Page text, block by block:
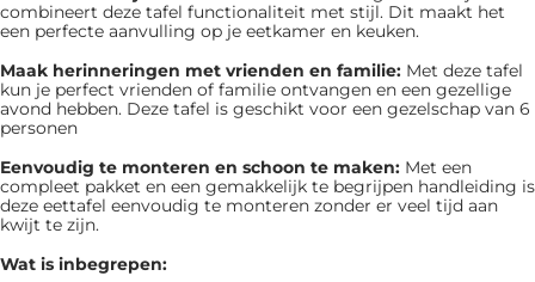
combineert deze tafel functionaliteit met stijl. Dit maakt het
een perfecte aanvulling op je eetkamer en keuken.
Maak herinneringen met vrienden en familie: Met deze tafel
kun je perfect vrienden of familie ontvangen en een gezellige
avond hebben. Deze tafel is geschikt voor een gezelschap van 6
personen
Eenvoudig te monteren en schoon te maken: Met een
compleet pakket en een gemakkelijk te begrijpen handleiding is
deze eettafel eenvoudig te monteren zonder er veel tijd aan
kwijt te zijn.
Wat is inbegrepen: